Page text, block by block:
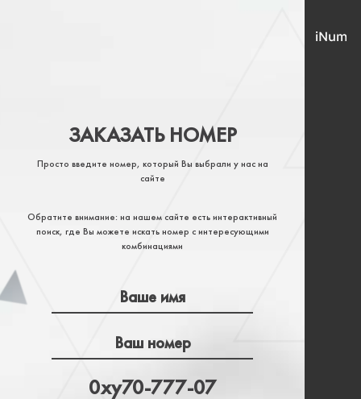
ЗАКАЗАТЬ НОМЕР
Просто введите номер, который Вы выбрали у нас на
сайте
Обратите внимание: на нашем сайте есть интерактивный
поиск, где Вы можете искать номер с интересующими
комбинациями